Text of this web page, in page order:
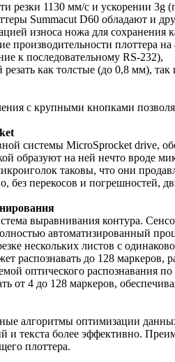
резки 1130 мм/с и ускорении 3g
Summacut D60 обладают и
износа ножа для сохранения
производительности плоттера на
к последовательному RS-232),
резать как толстые (до 0,8 мм),
с крупными кнопками
системы MicroSprocket drive,
образуют на ней нечто вроде
таковы, что они
без перекосов и погрешностей,
выравнивания контура.
автоматизированный
нескольких листов с
распознавать до 128
оптического распознавания
от 4 до 128 маркеров,
алгоритмы оптимизации
и текста более эффективно.
плоттера.